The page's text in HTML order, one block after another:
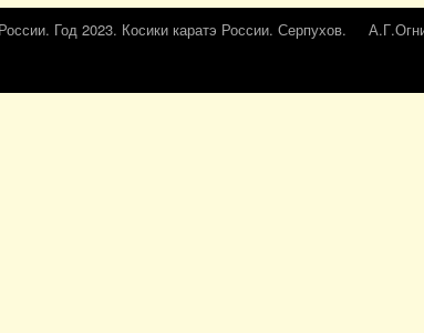
Год 2023. Косики каратэ России. Серпухов.